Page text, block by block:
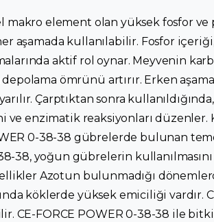
makro element olan yüksek fosfor
aşamada kullanılabilir. Fosfor
aktif rol oynar. Meyvenin
ömrünü artırır. Erken
Çarptıktan sonra
ve enzimatik reaksiyonları düzenler.
0-38-38 gübrelerde bulunan
38, yoğun gübrelerin
Azotun bulunmadığı
köklerde yüksek emiciliği vardır.
CE-FORCE POWER 0-38-38 ile